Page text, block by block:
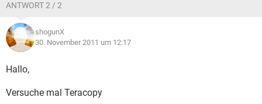
ANTWORT 2 / 2
shogunX
30. November 2011 um 12:17
Hallo,
Versuche mal Teracopy